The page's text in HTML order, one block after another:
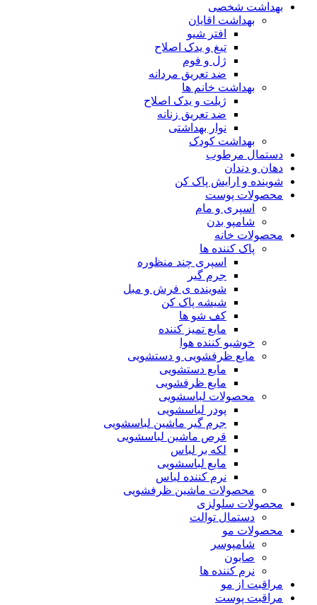
بهداشت شخصی
بهداشت اقایان
افتر شیو
تیغ و یدک اصلاح
ژل و فوم
ضد تعریق مردانه
بهداشت خانم ها
ژیلت و یدک اصلاح
ضد تعریق زنانه
نوار بهداشتی
بهداشت کودک
دستمال مرطوب
دهان و دندان
شوینده و ارایش پاک کن
محصولات پوست
اسپری و مام
شامپو بدن
محصولات خانه
پاک کننده ها
اسپری چند منظوره
جرم گیر
شوینده ی فرش و مبل
شیشه پاک کن
کف شو ها
مایع تمیز کننده
خوشبو کننده هوا
مایع ظرفشویی و دستشویی
مایع دستشویی
مایع ظرفشویی
محصولات لباسشویی
پودر لباسشویی
جرم گیر ماشین لباسشویی
قرص ماشین لباسشویی
لکه بر لباس
مایع لباسشویی
نرم کننده لباس
محصولات ماشین ظرفشویی
محصولات سلولزی
دستمال توالت
محصولات مو
شامپوسر
صابون
نرم کننده ها
مراقبت از مو
مراقبت پوست